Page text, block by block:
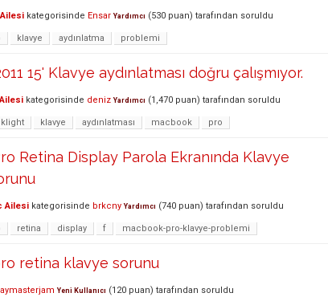
kategorisinde Ensar Yardımcı (530 puan) tarafından soruldu
klavye aydınlatma problemi
15' Klavye aydınlatması doğru çalışmıyor.
kategorisinde deniz Yardımcı (1,470 puan) tarafından soruldu
klavye aydınlatması macbook pro
Retina Display Parola Ekranında Klavye
Ailesi kategorisinde brkcny Yardımcı (740 puan) tarafından soruldu
retina display f macbook-pro-klavye-problemi
retina klavye sorunu
Yeni Kullanıcı (120 puan) tarafından soruldu